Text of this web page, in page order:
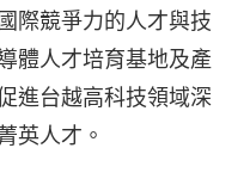
際競爭力的人才與技
體人才培育基地及產
進台越高科技領域深
英人才。